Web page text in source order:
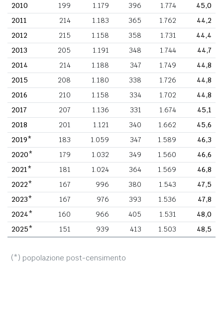
2010
199 1.179 396 1.774
45,0
2011
214 1.183 365 1.762
44,2
2012
215 1.158 358 1.731
44,4
2013
205 1.191 348 1.744
44,7
2014
214 1.188 347 1.749
44,8
2015
208 1.180 338 1.726
44,8
2016
210 1.158 334 1.702
44,8
2017
207 1.136 331 1.674
45,1
2018
201 1.121 340 1.662
45,6
2019*
183 1.059 347 1.589
46,3
2020*
179 1.032 349 1.560
46,6
2021*
181 1.024 364 1.569
46,8
2022*
167 996 380 1.543
47,5
2023*
167 976 393 1.536
47,8
2024*
160 966 405 1.531
48,0
2025*
151 939 413 1.503 48,5
(*) popolazione post-censimento